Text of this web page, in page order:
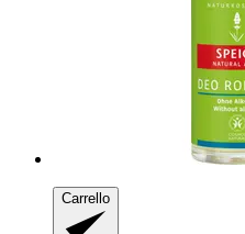
Carrello